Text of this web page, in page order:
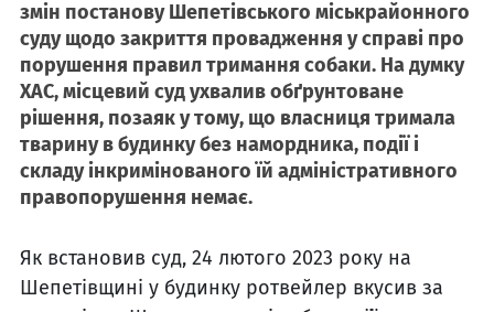
змін постанову Шепетівського міськрайонного
суду щодо закриття провадження у справі про
порушення правил тримання собаки. На думку
ХАС, місцевий суд ухвалив обґрунтоване
рішення, позаяк у тому, що власниця тримала
тварину в будинку без намордника, події і
складу інкримінованого їй адміністративного
правопорушення немає.
Як встановив суд, 24 лютого 2023 року на
Шепетівщині у будинку ротвейлер вкусив за